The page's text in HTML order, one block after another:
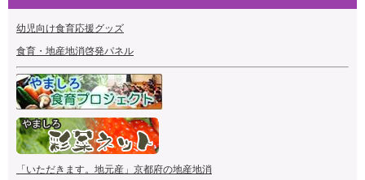
幼児向け食育応援グッズ
食育・地産地消啓発パネル
「いただきます。地元産」京都府の地産地消